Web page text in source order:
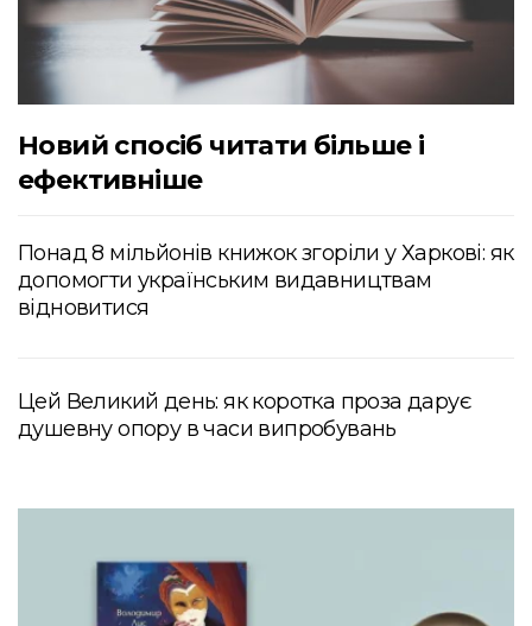
Новий спосіб читати більше і
ефективніше
Понад 8 мільйонів книжок згоріли у Харкові: як
допомогти українським видавництвам
відновитися
Цей Великий день: як коротка проза дарує
душевну опору в часи випробувань